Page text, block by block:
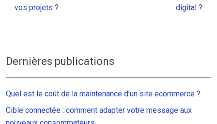
vos projets ?
digital ?
Dernières publications
Quel est le coût de la maintenance d’un site ecommerce ?
Cible connectée : comment adapter votre message aux